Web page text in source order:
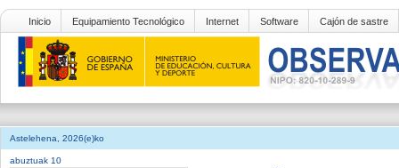
Inicio Equipamiento Tecnológico Internet Software Cajón de sastre
Astelehena, 2026(e)ko
abuztuak 10